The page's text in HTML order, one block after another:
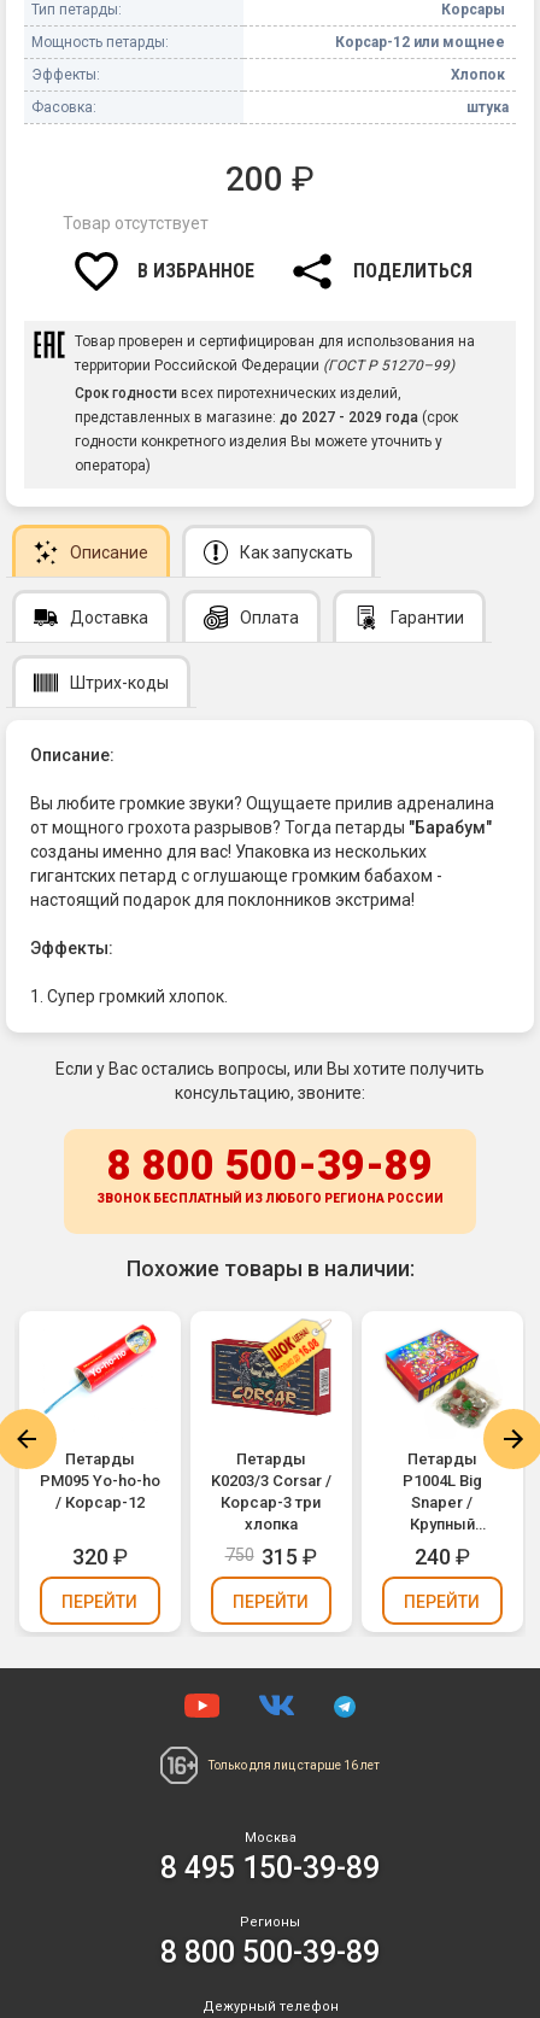
Тип петарды:
Корсары
Мощность петарды:
Корсар-12 или мощнее
Эффекты:
Хлопок
Фасовка:
штука
200 ₽
Товар отсутствует
В ИЗБРАННОЕ ПОДЕЛИТЬСЯ
Товар проверен и сертифицирован для использования на
территории Российской Федерации (ГОСТ Р 51270–99)
Срок годности всех пиротехнических изделий,
представленных в магазине: до 2027 - 2029 года (срок
годности конкретного изделия Вы можете уточнить у
оператора)
Описание Как запускать
Доставка Оплата Гарантии
Штрих-коды
Описание:
Вы любите громкие звуки? Ощущаете прилив адреналина
от мощного грохота разрывов? Тогда петарды "Барабум"
созданы именно для вас! Упаковка из нескольких
гигантских петард с оглушающе громким бабахом -
настоящий подарок для поклонников экстрима!
Эффекты:
1. Супер громкий хлопок.
Если у Вас остались вопросы, или Вы хотите получить
консультацию, звоните:
8 800 500-39-89
ЗВОНОК БЕСПЛАТНЫЙ ИЗ ЛЮБОГО РЕГИОНА РОССИИ
Похожие товары в наличии:
Петарды
PM095 Yo-ho-ho
/ Корсар-12
320₽
ПЕРЕЙТИ
Петарды
K0203/3 Corsar /
Корсар-3 три
хлопка
750 315 ₽
ПЕРЕЙТИ
Петарды
P1004L Big
Snaper /
Крупный
чеснок
240₽
ПЕРЕЙТИ
Только для лиц старше 16 лет
Москва
8 495 150-39-89
Регионы
8 800 500-39-89
Дежурный телефон